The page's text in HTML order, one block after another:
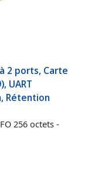
2 ports, Carte
UART
Rétention
256 octets -